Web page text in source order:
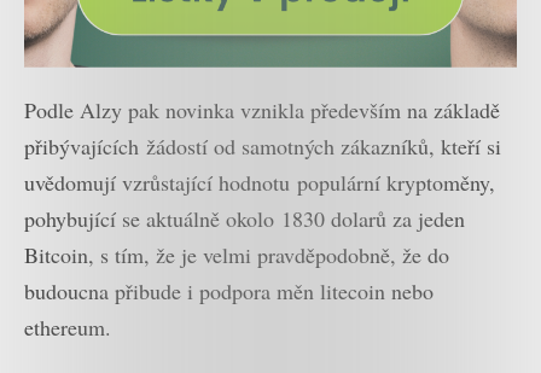
Podle Alzy pak novinka vznikla především na základě
přibývajících žádostí od samotných zákazníků, kteří si
uvědomují vzrůstající hodnotu populární kryptoměny,
pohybující se aktuálně okolo 1830 dolarů za jeden
Bitcoin, s tím, že je velmi pravděpodobně, že do
budoucna přibude i podpora měn litecoin nebo
ethereum.